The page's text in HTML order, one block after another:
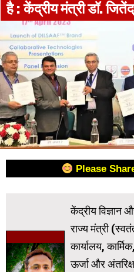
है : केंद्रीय मंत्री डॉ.
Please
केंद्रीय विज्ञान
राज्य मंत्री
कार्यालय,
ऊर्जा और